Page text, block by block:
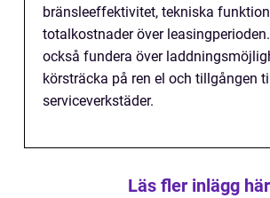
bränsleeffektivitet, tekniska
totalkostnader över
också fundera över
körsträcka på ren el och tillgången till
serviceverkstäder.
Läs fler inlägg här